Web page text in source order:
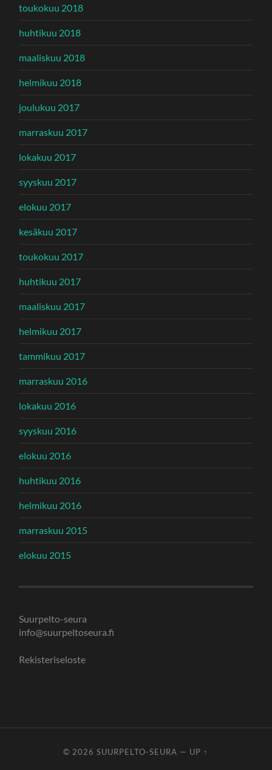
toukokuu 2018
huhtikuu 2018
maaliskuu 2018
helmikuu 2018
joulukuu 2017
marraskuu 2017
lokakuu 2017
syyskuu 2017
elokuu 2017
kesäkuu 2017
toukokuu 2017
huhtikuu 2017
maaliskuu 2017
helmikuu 2017
tammikuu 2017
marraskuu 2016
lokakuu 2016
syyskuu 2016
elokuu 2016
huhtikuu 2016
helmikuu 2016
marraskuu 2015
elokuu 2015
Suurpelto-seura
info@suurpeltoseura.fi
Rekisteriseloste
© 2026SUURPELTO-SEURA — UP ↑